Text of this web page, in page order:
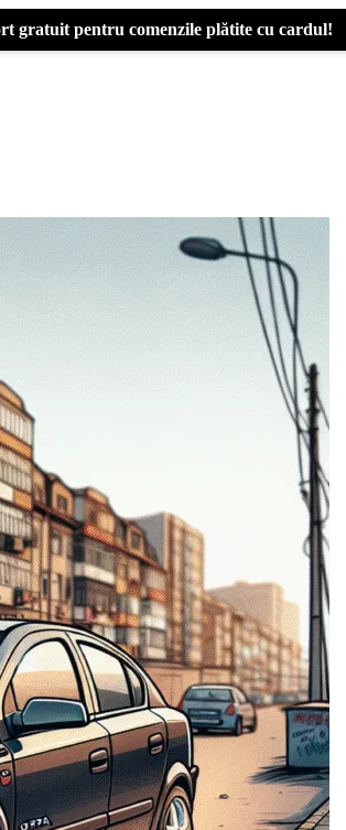
gratuit pentru comenzile plătite cu cardul!